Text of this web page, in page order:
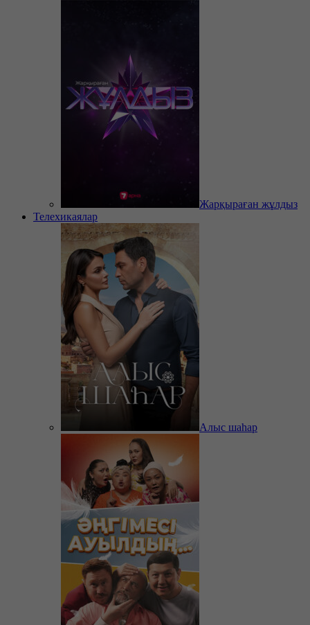
Жарқыраған жұлдыз
Телехикаялар
Алыс шаһар